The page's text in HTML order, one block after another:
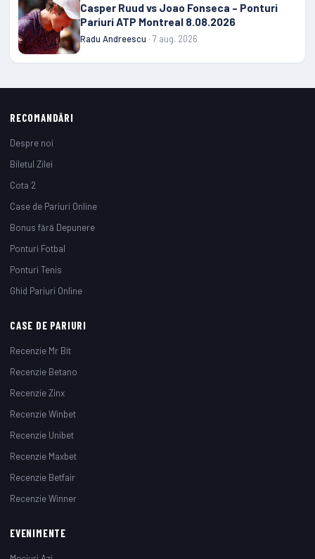
Casper Ruud vs Joao Fonseca – Ponturi
Pariuri ATP Montreal 8.08.2026
Radu Andreescu · 7 aug. 2026
RECOMANDĂRI
Despre noi
Biletul Zilei
Cota 2
Case de Pariuri Online
Bonus fără Depunere
Ponturi Fotbal
Ponturi Tenis
Ghid Pariuri Online
CASE DE PARIURI
Recenzie Mr Bit
Recenzie Betano
Recenzie Zinx
Recenzie Winbet
Recenzie Unibet
Recenzie Maxbet
Recenzie Betfair
Recenzie Winner
EVENIMENTE